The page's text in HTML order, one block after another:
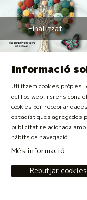
Finalitzat
Finalitzat
Informació
Utilitzem cookies pròpies
del lloc web, i si ens dona
cookies per recopilar
estadístiques agregades
publicitat relacionada
hàbits de navegació.
Més informació
Rebutjar cookies